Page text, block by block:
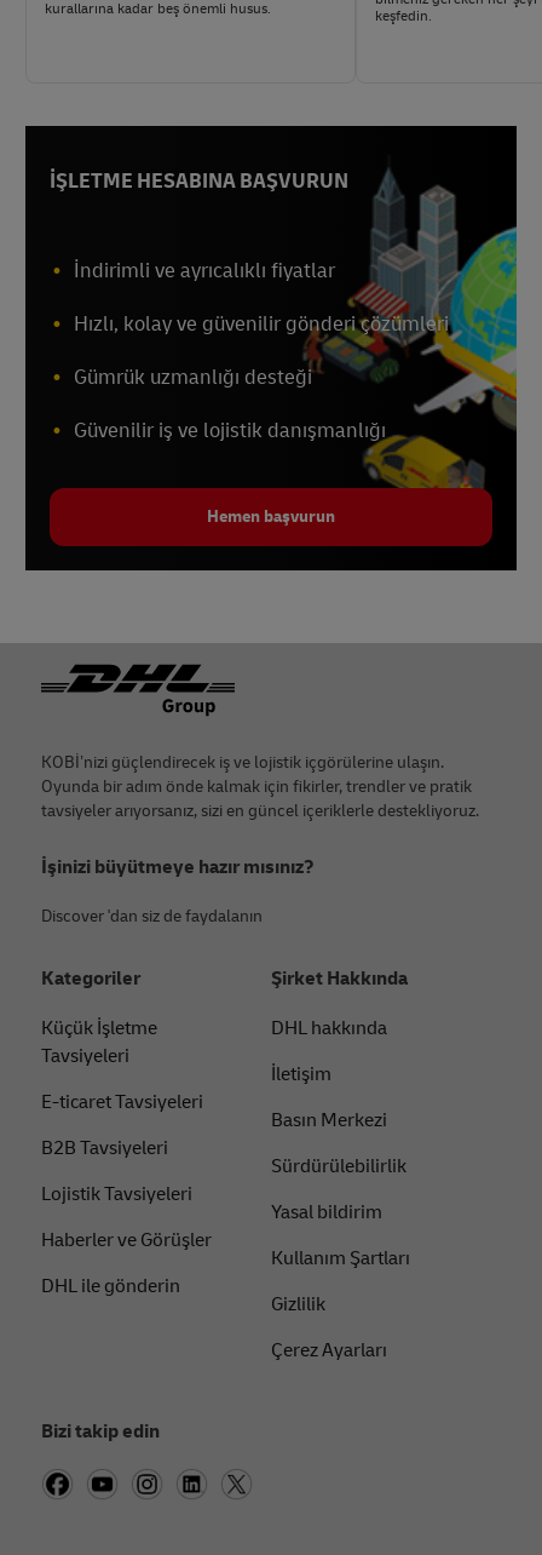
kurallarına kadar beş önemli husus.
keşfedin.
İŞLETME HESABINA BAŞVURUN
İndirimli ve ayrıcalıklı fiyatlar
Hızlı, kolay ve güvenilir gönderi çözümleri
Gümrük uzmanlığı desteği
Güvenilir iş ve lojistik danışmanlığı
Hemen başvurun
Footer
KOBİ’nizi güçlendirecek iş ve lojistik içgörülerine ulaşın.
Oyunda bir adım önde kalmak için fikirler, trendler ve pratik
tavsiyeler arıyorsanız, sizi en güncel içeriklerle destekliyoruz.
İşinizi büyütmeye hazır mısınız?
Discover 'dan siz de faydalanın
Kategoriler
Küçük İşletme
Tavsiyeleri
E-ticaret Tavsiyeleri
B2B Tavsiyeleri
Lojistik Tavsiyeleri
Haberler ve Görüşler
DHL ile gönderin
Şirket Hakkında
DHL hakkında
İletişim
Basın Merkezi
Sürdürülebilirlik
Yasal bildirim
Kullanım Şartları
Gizlilik
Çerez Ayarları
Bizi takip edin